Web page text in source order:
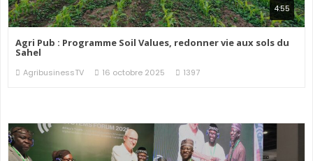
4:55
Agri Pub : Programme Soil Values, redonner vie aux sols du
Sahel
AgribusinessTV 16 octobre 2025 1397